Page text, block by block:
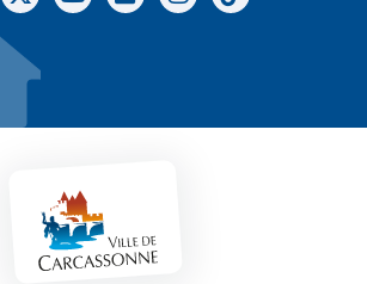
Mentions légales